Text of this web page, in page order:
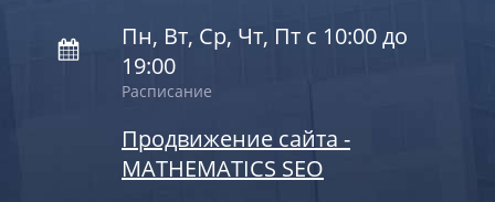
Пн, Вт, Ср, Чт, Пт с 10:00 до
19:00
Расписание
Продвижение сайта -
MATHEMATICS SEO